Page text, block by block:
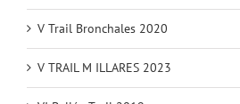
V Trail Bronchales 2020
V TRAIL M ILLARES 2023